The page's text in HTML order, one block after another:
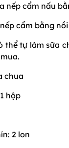
nếp cẩm nấu
cẩm bằng
thể tự làm sữa
chua
hộp
2 lon